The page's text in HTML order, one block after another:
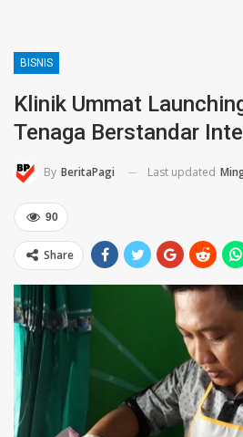
BISNIS
Klinik Ummat
Tenaga Berstandar
By BeritaPagi Last updated
90
Share